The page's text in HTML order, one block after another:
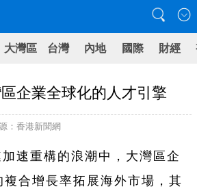
大灣區 台灣 內地 國際 財經
企業全球化的人才引擎
：香港新聞網
速重構的浪潮中，大灣區企
合增長率拓展海外市場，其